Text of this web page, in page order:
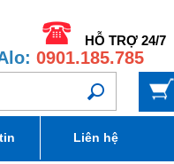
HỖ TRỢ 24/7
0901.185.785
Liên hệ